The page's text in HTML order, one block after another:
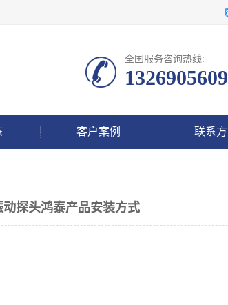
全国服务咨询热线:
客户案例 联系
动探头鸿泰产品安装方式